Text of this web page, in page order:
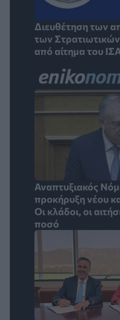
Διευθέτηση των
των
από αίτημα του
Αναπτυξιακός
προκήρυξη νέου
Οι κλάδοι, οι
ποσό